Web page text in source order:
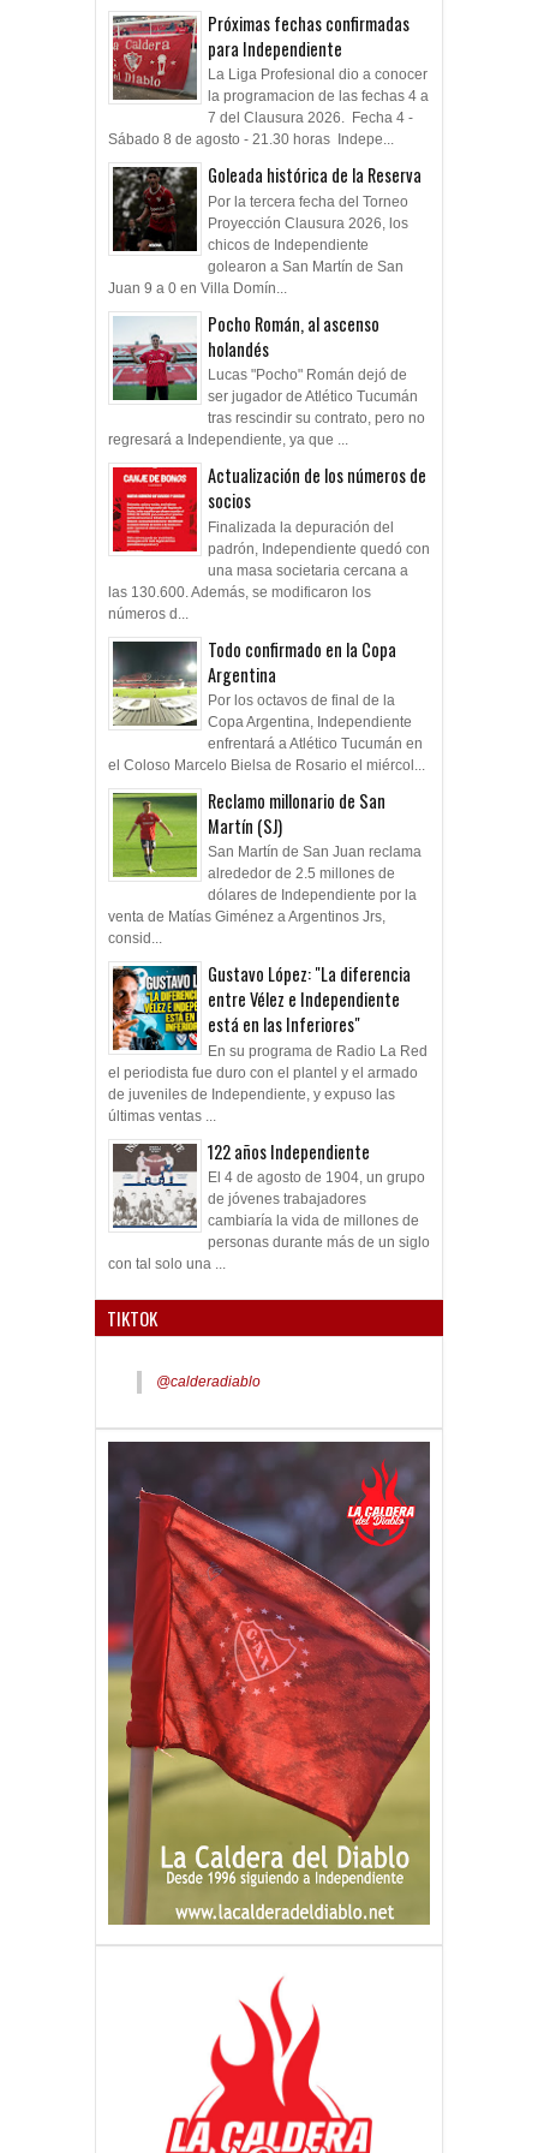
Próximas fechas confirmadas
para Independiente
La Liga Profesional dio a conocer
la programacion de las fechas 4 a
7 del Clausura 2026. Fecha 4 -
Sábado 8 de agosto - 21.30 horas Indepe...
Goleada histórica de la Reserva
Por la tercera fecha del Torneo
Proyección Clausura 2026, los
chicos de Independiente
golearon a San Martín de San
Juan 9 a 0 en Villa Domín...
Pocho Román, al ascenso
holandés
Lucas "Pocho" Román dejó de
ser jugador de Atlético Tucumán
tras rescindir su contrato, pero no
regresará a Independiente, ya que ...
Actualización de los números de
socios
Finalizada la depuración del
padrón, Independiente quedó con
una masa societaria cercana a
las 130.600. Además, se modificaron los
números d...
Todo confirmado en la Copa
Argentina
Por los octavos de final de la
Copa Argentina, Independiente
enfrentará a Atlético Tucumán en
el Coloso Marcelo Bielsa de Rosario el miércol...
Reclamo millonario de San
Martín (SJ)
San Martín de San Juan reclama
alrededor de 2.5 millones de
dólares de Independiente por la
venta de Matías Giménez a Argentinos Jrs,
consid...
Gustavo López: "La diferencia
entre Vélez e Independiente
está en las Inferiores"
En su programa de Radio La Red
el periodista fue duro con el plantel y el armado
de juveniles de Independiente, y expuso las
últimas ventas ...
122 años Independiente
El 4 de agosto de 1904, un grupo
de jóvenes trabajadores
cambiaría la vida de millones de
personas durante más de un siglo
con tal solo una ...
TIKTOK
@calderadiablo